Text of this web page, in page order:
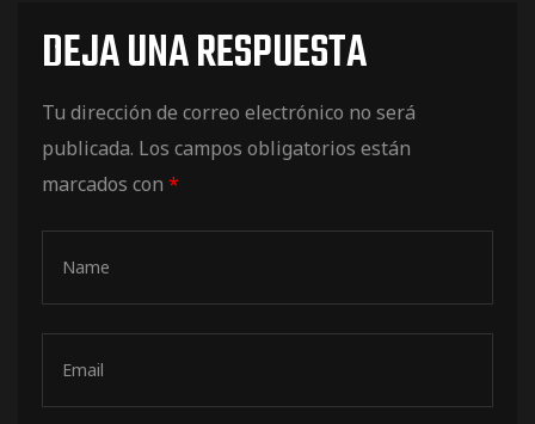
DEJA UNA RESPUESTA
Tu dirección de correo electrónico no será
publicada. Los campos obligatorios están
marcados con *